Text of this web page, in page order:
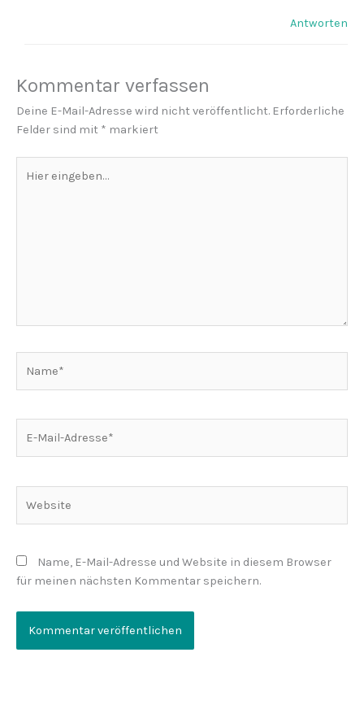
Antworten
Kommentar verfassen
Deine E-Mail-Adresse wird nicht veröffentlicht. Erforderliche
Felder sind mit * markiert
eingeben…
Mail-
Name, E-Mail-Adresse und Website in diesem Browser
für meinen nächsten Kommentar speichern.